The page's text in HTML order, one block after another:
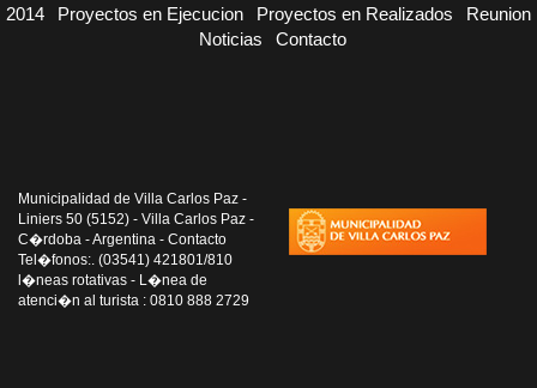
2014
Proyectos en Ejecucion Proyectos en Realizados
Reunion
Noticias
Contacto
Municipalidad de Villa Carlos Paz -
Liniers 50 (5152) - Villa Carlos Paz -
C�rdoba - Argentina - Contacto
Tel�fonos:. (03541) 421801/810
l�neas rotativas - L�nea de
atenci�n al turista : 0810 888 2729